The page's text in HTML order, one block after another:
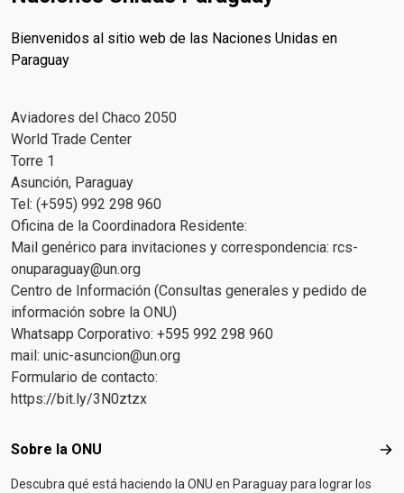
Bienvenidos al sitio web de las Naciones Unidas en
Paraguay
Aviadores del Chaco 2050
World Trade Center
Torre 1
Asunción, Paraguay
Tel: (+595) 992 298 960
Oficina de la Coordinadora Residente:
Mail genérico para invitaciones y correspondencia: rcs-
onuparaguay@un.org
Centro de Información (Consultas generales y pedido de
información sobre la ONU)
Whatsapp Corporativo: +595 992 298 960
mail: unic-asuncion@un.org
Formulario de contacto:
https://bit.ly/3N0ztzx
Footer menu
Sobre la ONU
Descubra qué está haciendo la ONU en Paraguay para lograr los